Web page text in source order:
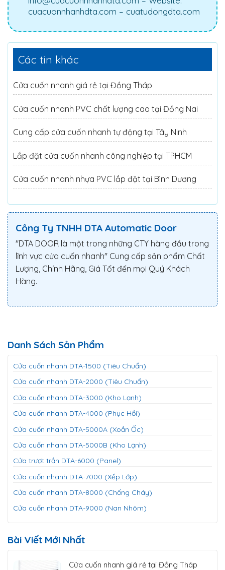
cuacuonnhanhdta.com – cuatudongdta.com
Các tin khác
Cửa cuốn nhanh giá rẻ tại Đồng Tháp
Cửa cuốn nhanh PVC chất lượng cao tại Đồng Nai
Cung cấp cửa cuốn nhanh tự động tại Tây Ninh
Lắp đặt cửa cuốn nhanh công nghiệp tại TPHCM
Cửa cuốn nhanh nhựa PVC lắp đặt tại Bình Dương
Công Ty TNHH DTA Automatic Door
"DTA DOOR là một trong những CTY hàng đầu trong
lĩnh vực cửa cuốn nhanh" Cung cấp sản phẩm Chất
Lượng, Chính Hãng, Giá Tốt đến mọi Quý Khách
Hàng.
Danh Sách Sản Phẩm
Cửa cuốn nhanh DTA-1500 (Tiêu Chuẩn)
Cửa cuốn nhanh DTA-2000 (Tiêu Chuẩn)
Cửa cuốn nhanh DTA-3000 (Kho Lạnh)
Cửa cuốn nhanh DTA-4000 (Phục Hồi)
Cửa cuốn nhanh DTA-5000A (Xoắn Ốc)
Cửa cuốn nhanh DTA-5000B (Kho Lạnh)
Cửa trượt trần DTA-6000 (Panel)
Cửa cuốn nhanh DTA-7000 (Xếp Lớp)
Cửa cuốn nhanh DTA-8000 (Chống Cháy)
Cửa cuốn nhanh DTA-9000 (Nan Nhôm)
Bài Viết Mới Nhất
Cửa cuốn nhanh giá rẻ tại Đồng Tháp